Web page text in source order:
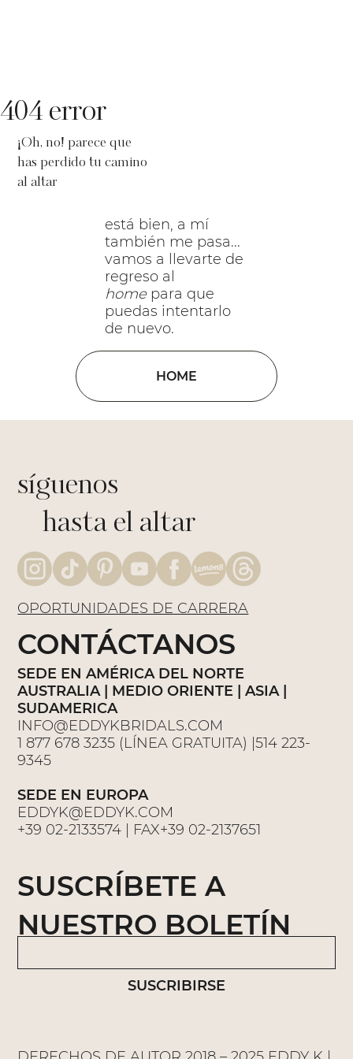
HOME
¡Oh, no! parece que
has perdido tu camino
al altar
404 error
está bien, a mí
también me pasa...
vamos a llevarte de
regreso al
homepara que
puedas intentarlo
de nuevo.
síguenos
hasta el altar
SEDE EN AMÉRICA DEL NORTE
AUSTRALIA | MEDIO ORIENTE | ASIA |
SUDAMERICA
INFO@EDDYKBRIDALS.COM
1 877 678 3235 (LÍNEA GRATUITA) |514 223-
9345
SEDE EN EUROPA
EDDYK@EDDYK.COM
+39 02-2133574 | FAX+39 02-2137651
CONTÁCTANOS
SUSCRIBIRSE
SUSCRÍBETE A
NUESTRO BOLETÍN
OPORTUNIDADES DE CARRERA